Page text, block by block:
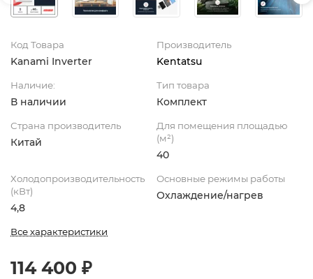
Код Товара
Kanami Inverter
Производитель
Kentatsu
Наличие:
В наличии
Тип товара
Комплект
Страна производитель
Китай
Для помещения площадью
(м²)
40
Холодопроизводительность
(кВт)
4,8
Основные режимы работы
Охлаждение/нагрев
Все характеристики
114 400 ₽